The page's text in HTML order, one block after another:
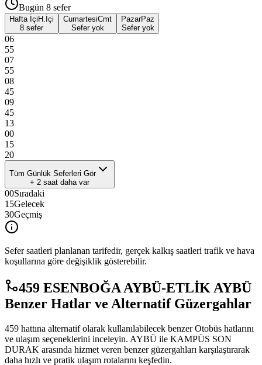
Bugün 8 sefer
Hafta İçi H.İçi
8 sefer
CumartesiCmt
Sefer yok
PazarPaz
Sefer yok
06
55
07
55
08
45
09
45
13
00
15
20
Tüm Günlük Seferleri Gör
+ 2 saat daha var
00Sıradaki
15Gelecek
30Geçmiş
Sefer saatleri planlanan tarifedir, gerçek kalkış saatleri trafik ve hava
koşullarına göre değişiklik gösterebilir.
459 ESENBOĞA AYBÜ-ETLİK AYBÜ
Benzer Hatlar ve Alternatif Güzergahlar
459 hattına alternatif olarak kullanılabilecek benzer Otobüs hatlarını
ve ulaşım seçeneklerini inceleyin. AYBÜ ile KAMPÜS SON
DURAK arasında hizmet veren benzer güzergahları karşılaştırarak
daha hızlı ve pratik ulaşım rotalarını keşfedin.